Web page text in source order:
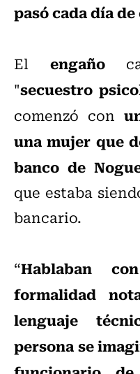
pasó cada día
El engaño
"secuestro
comenzó con
una mujer que
banco de
que estaba
bancario.
“Hablaban
formalidad
lenguaje
persona se